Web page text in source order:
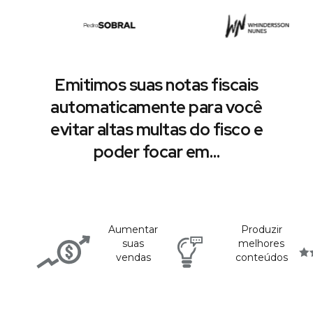
Emitimos suas notas fiscais
automaticamente para você
evitar altas multas do fisco e
poder focar em…
Aumentar
suas
vendas
Produzir
melhores
conteúdos